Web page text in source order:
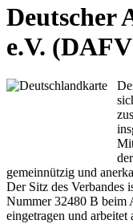
Deutscher
e.V.
gemeinnützig und
Der Sitz des Verbandes
Nummer 32480 B beim
eingetragen und arbeitet